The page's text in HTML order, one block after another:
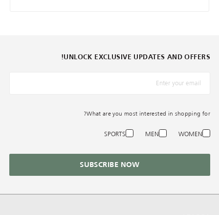
UNLOCK EXCLUSIVE UPDATES AND OFFERS!
*البريد الإلكترونيّ
What are you most interested in shopping for?
WOMEN
MEN
SPORTS
SUBSCRIBE NOW